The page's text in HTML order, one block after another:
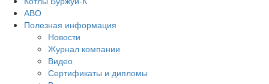
АВО
Полезная информация
Новости
Журнал компании
Видео
Сертификаты и дипломы